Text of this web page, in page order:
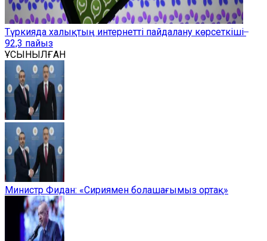
Түркияда халықтың интернетті пайдалану көрсеткіші ̶
92,3 пайыз
ҰСЫНЫЛҒАН
Министр Фидан: «Сириямен болашағымыз ортақ»